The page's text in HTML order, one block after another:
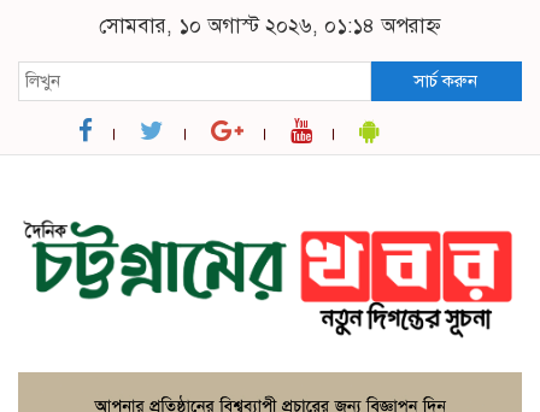
সোমবার, ১০ অগাস্ট ২০২৬, ০১:১৪ অপরাহ্ন
সার্চ করুন